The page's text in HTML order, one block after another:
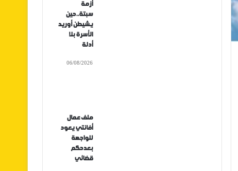
أزمة
سبتة..حين
يشيطن أوريد
الأسرة بلا
أدلة
06/08/2026
ملف عمال
أفانتي يعود
للواجهة
بعدحكم
قضائي